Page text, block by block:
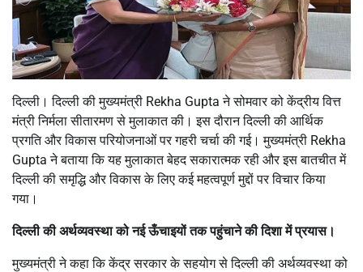
दिल्ली। दिल्ली की मुख्यमंत्री Rekha Gupta ने सोमवार को केंद्रीय वित्त
मंत्री निर्मला सीतारमण से मुलाकात की। इस दौरान दिल्ली की आर्थिक
प्रगति और विकास परियोजनाओं पर गहरी चर्चा की गई। मुख्यमंत्री Rekha
Gupta ने बताया कि यह मुलाकात बेहद सकारात्मक रही और इस बातचीत में
दिल्ली की समृद्धि और विकास के लिए कई महत्वपूर्ण मुद्दों पर विचार किया
गया।
दिल्ली की अर्थव्यवस्था को नई ऊँचाइयों तक पहुंचाने की दिशा में प्रयास।
मुख्यमंत्री ने कहा कि केंद्र सरकार के सहयोग से दिल्ली की अर्थव्यवस्था को